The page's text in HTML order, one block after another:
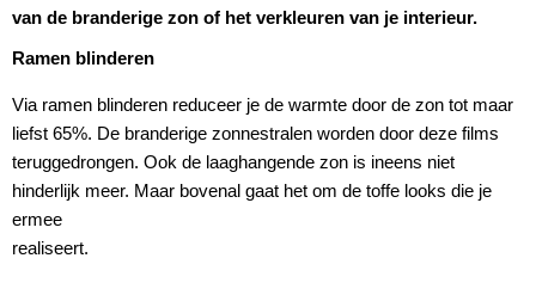
van de branderige zon of het verkleuren van je interieur.
Ramen blinderen
Via ramen blinderen reduceer je de warmte door de zon tot maar
liefst 65%. De branderige zonnestralen worden door deze films
teruggedrongen. Ook de laaghangende zon is ineens niet
hinderlijk meer. Maar bovenal gaat het om de toffe looks die je
ermee
realiseert.